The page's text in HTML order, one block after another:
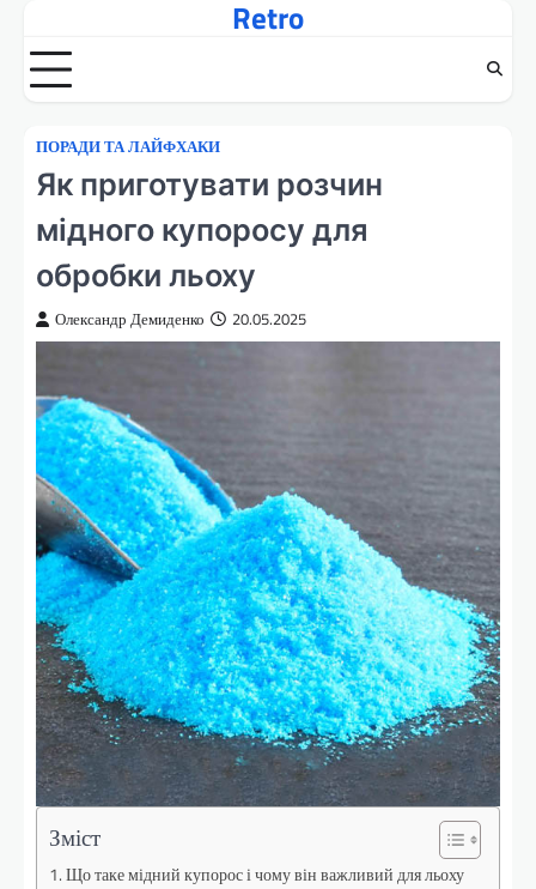
вмісту
Retro
ПОРАДИ ТА ЛАЙФХАКИ
Як приготувати розчин
мідного купоросу для
обробки льоху
Олександр Демиденко 20.05.2025
Зміст
Що таке мідний купорос і чому він важливий для льоху